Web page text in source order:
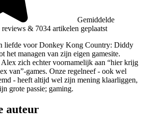
Gemiddelde
reviews & 7034 artikelen geplaatst
liefde voor Donkey Kong Country: Diddy
het managen van zijn eigen gamesite.
Alex zich echter voornamelijk aan “hier krijg
van”-games. Onze regelneef - ook wel
- heeft altijd wel zijn mening klaarliggen,
grote passie; gaming.
auteur